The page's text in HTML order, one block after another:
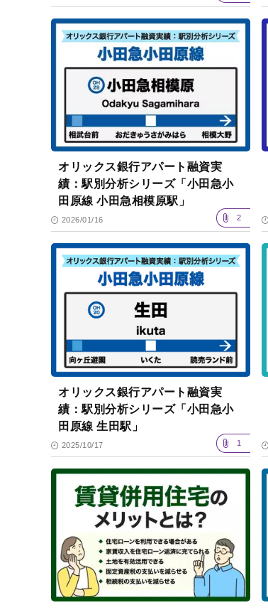
オリックス銀行アパート融資実
績：駅別分析シリーズ「小田急小
田原線 小田急相模原駅」
2026/01/16 2
オリックス銀行アパート融資実
績：駅別分析シリーズ「小田急小
田原線 生田駅」
2025/10/17 1